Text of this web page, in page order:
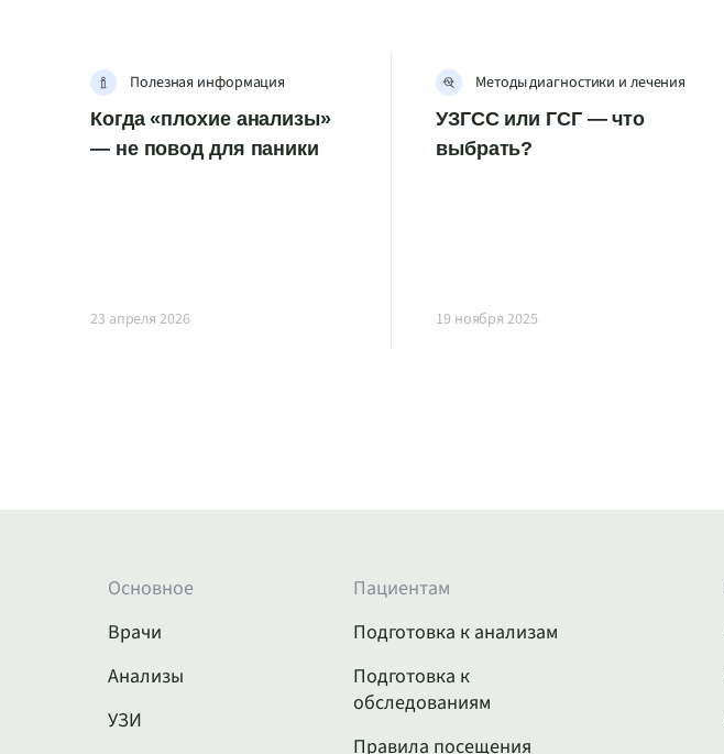
Полезная информация
Когда «плохие анализы»
— не повод для паники
23 апреля 2026
Методы диагностики и лечения
УЗГСС или ГСГ — что
выбрать?
19 ноября 2025
Основное
Врачи
Анализы
УЗИ
Пациентам
Подготовка к анализам
Подготовка к
обследованиям
Правила посещения